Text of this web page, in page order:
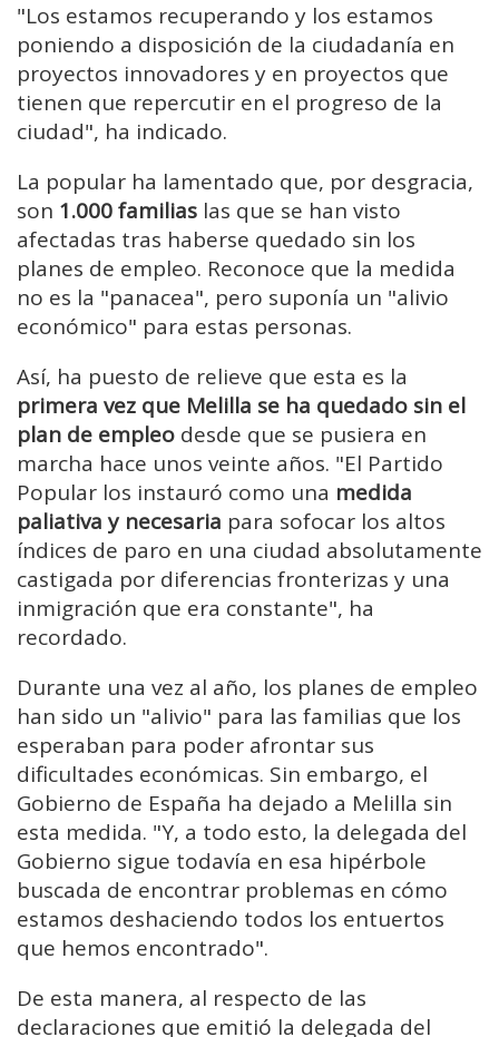
"Los estamos recuperando y los estamos
poniendo a disposición de la ciudadanía en
proyectos innovadores y en proyectos que
tienen que repercutir en el progreso de la
ciudad", ha indicado.
La popular ha lamentado que, por desgracia,
son 1.000 familias las que se han visto
afectadas tras haberse quedado sin los
planes de empleo. Reconoce que la medida
no es la "panacea", pero suponía un "alivio
económico" para estas personas.
Así, ha puesto de relieve que esta es la
primera vez que Melilla se ha quedado sin el
plan de empleo desde que se pusiera en
marcha hace unos veinte años. "El Partido
Popular los instauró como una medida
paliativa y necesaria para sofocar los altos
índices de paro en una ciudad absolutamente
castigada por diferencias fronterizas y una
inmigración que era constante", ha
recordado.
Durante una vez al año, los planes de empleo
han sido un "alivio" para las familias que los
esperaban para poder afrontar sus
dificultades económicas. Sin embargo, el
Gobierno de España ha dejado a Melilla sin
esta medida. "Y, a todo esto, la delegada del
Gobierno sigue todavía en esa hipérbole
buscada de encontrar problemas en cómo
estamos deshaciendo todos los entuertos
que hemos encontrado".
De esta manera, al respecto de las
declaraciones que emitió la delegada del